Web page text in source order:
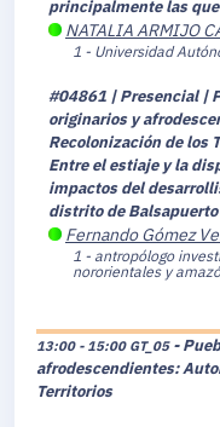
principalmente las que
NATALIA ARMIJO
1 - Universidad
#04861 | Presencial |
originarios y
Recolonización de los
Entre el estiaje y la
impactos del
distrito de Balsapuerto
Fernando Gómez
1 - antropólogo
nororientales y
13:00 - 15:00 GT_05 -
afrodescendientes:
Territorios